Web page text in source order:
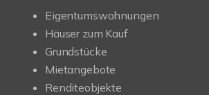
Eigentumswohnungen
Häuser zum Kauf
Grundstücke
Mietangebote
Renditeobjekte